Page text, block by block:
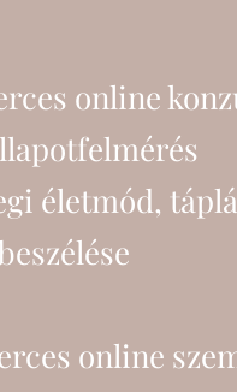
online
életmód,
online